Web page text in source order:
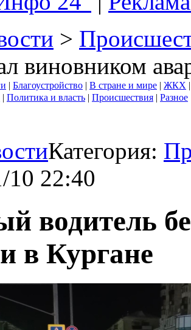
>
виновником
| Благоустройство | В стране и мире | ЖКХ
| Политика и власть | Происшествия | Разное
Категория:
10 22:40
водитель
в Кургане